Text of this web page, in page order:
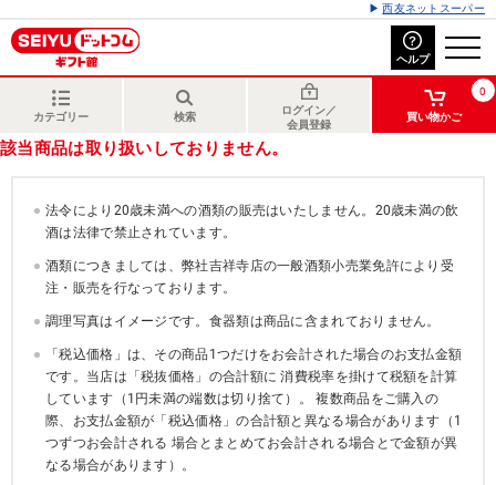
西友ネットスーパー
ヘルプ
カテゴリー 検索
ログイン／
会員登録
0
買い物かご
該当商品は取り扱いしておりません。
法令により20歳未満への酒類の販売はいたしません。20歳未満の飲
酒は法律で禁止されています。
酒類につきましては、弊社吉祥寺店の一般酒類小売業免許により受
注・販売を行なっております。
調理写真はイメージです。食器類は商品に含まれておりません。
「税込価格」は、その商品1つだけをお会計された場合のお支払金額
です。当店は「税抜価格」の合計額に 消費税率を掛けて税額を計算
しています（1円未満の端数は切り捨て）。 複数商品をご購入の
際、お支払金額が「税込価格」の合計額と異なる場合があります（1
つずつお会計される 場合とまとめてお会計される場合とで金額が異
なる場合があります）。